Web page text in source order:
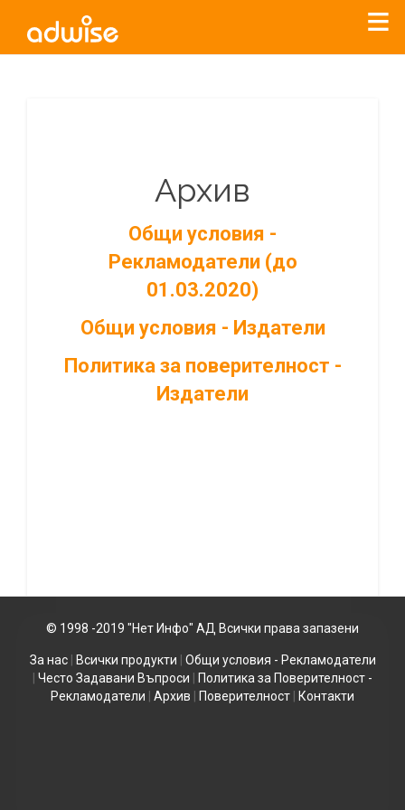
Архив
Общи условия -
Рекламодатели (до
01.03.2020)
Общи условия - Издатели
Политика за поверителност -
Издатели
© 1998 -2019 "Нет Инфо" АД Всички права запазени
За нас| Всички продукти
Общи условия - Рекламодатели
Често Задавани Въпроси
Политика за Поверителност -
Рекламодатели
Архив Поверителност Контакти